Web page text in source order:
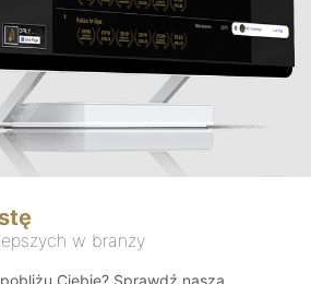
w branży
Ciebie? Sprawdź naszą